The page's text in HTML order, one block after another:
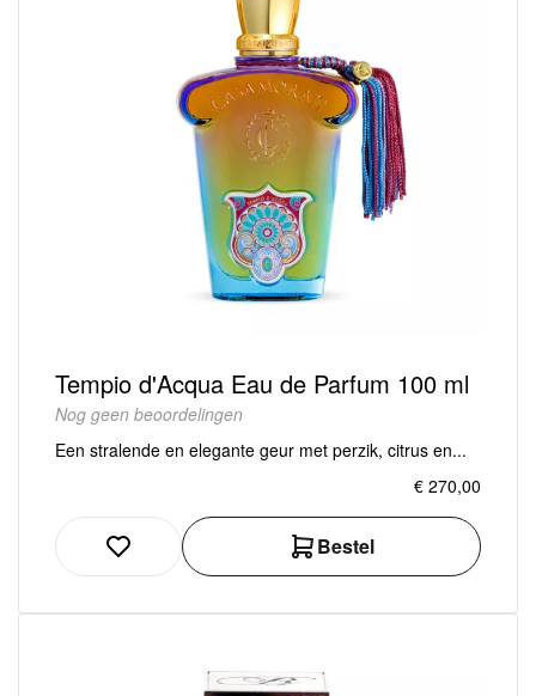
Tempio d'Acqua Eau de Parfum 100 ml
Nog geen beoordelingen
Een stralende en elegante geur met perzik, citrus en...
€ 270,00
Bestel